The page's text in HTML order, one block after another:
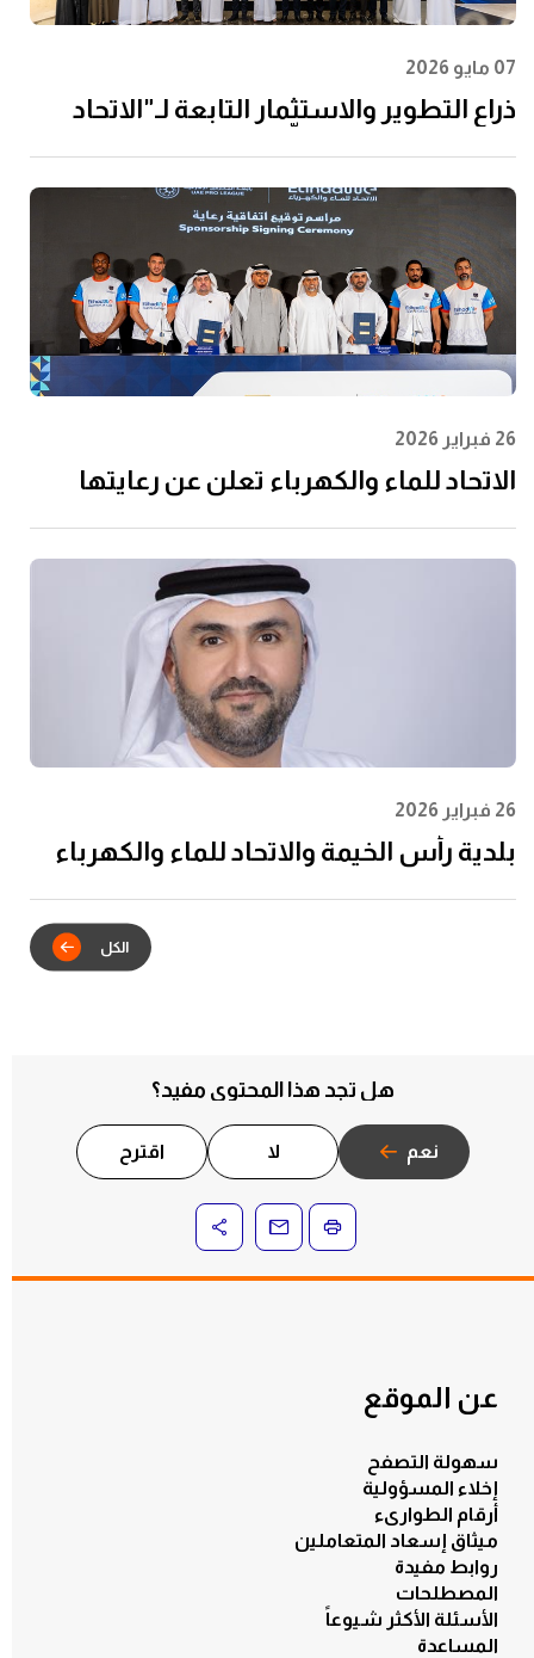
07 مايو 2026
ذراع التطوير والاستثمار التابعة لـ"الاتحاد
الفجيرة للتحلية سعة 60 مليون جالون يوميًا
26 فبراير 2026
الاتحاد للماء والكهرباء تعلن عن رعايتها
26 فبراير 2026
بلدية رأس الخيمة والاتحاد للماء والكهرباء
هل تجد هذا المحتوى مفيد؟
نعم لا اقترح
عن الموقع
سهولة التصفح
إخلاء المسؤولية
أرقام الطوارىء
ميثاق إسعاد المتعاملين
روابط مفيدة
المصطلحات
الأسئلة الأكثر شيوعاً
المساعدة